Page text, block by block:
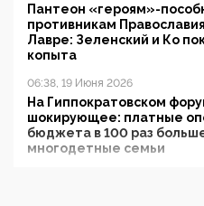
Пантеон «героям»-
противникам
Лавре: Зеленский и Ко
копыта
06:38, 19 Июня 2026
На Гиппократовском
шокирующее: платные
бюджета в 100 раз
многодетные семьи